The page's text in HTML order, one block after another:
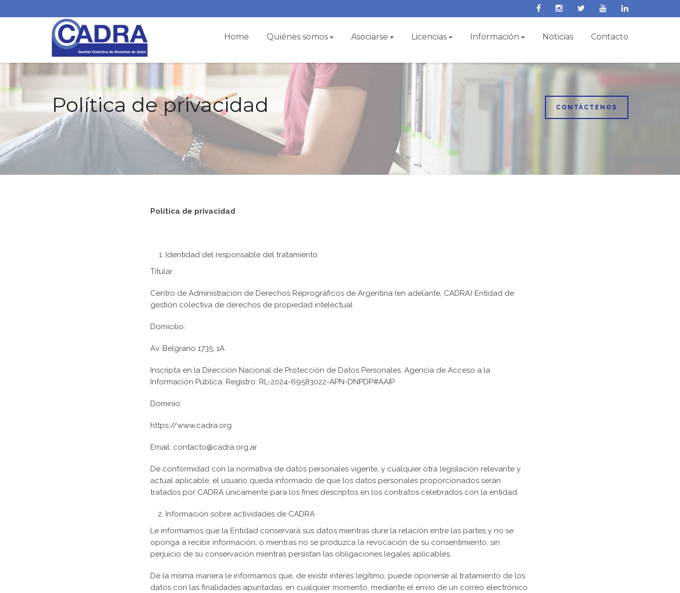
Home Quiénes somos Asociarse Licencias Información Noticias Contacto
CONTÁCTENOS
Política de privacidad
Política de privacidad
Identidad del responsable del tratamiento
Titular:
Centro de Administración de Derechos Reprográficos de Argentina (en adelante, CADRA) Entidad de
gestión colectiva de derechos de propiedad intelectual
Domicilio:
Av. Belgrano 1735, 1A
Inscripta en la Dirección Nacional de Protección de Datos Personales. Agencia de Acceso a la
Información Pública. Registro: RL-2024-69583022-APN-DNPDP#AAIP
Dominio:
https://www.cadra.org
Email: contacto@cadra.org.ar
De conformidad con la normativa de datos personales vigente, y cualquier otra legislación relevante y
actual aplicable, el usuario queda informado de que los datos personales proporcionados serán
tratados por CADRA únicamente para los fines descriptos en los contratos celebrados con la entidad.
Información sobre actividades de CADRA
Le informamos que la Entidad conservará sus datos mientras dure la relación entre las partes y no se
oponga a recibir información, o mientras no se produzca la revocación de su consentimiento, sin
perjuicio de su conservación mientras persistan las obligaciones legales aplicables.
De la misma manera le informamos que, de existir interés legítimo, puede oponerse al tratamiento de los
datos con las finalidades apuntadas, en cualquier momento, mediante el envío de un correo electrónico